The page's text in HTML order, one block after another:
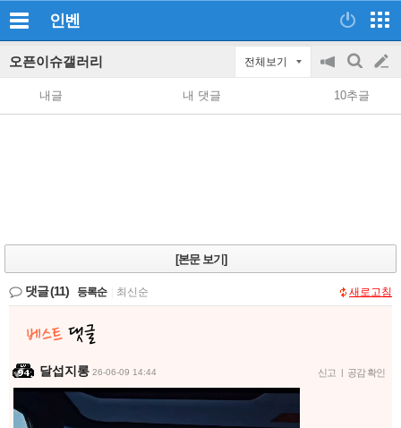
인벤
오픈이슈갤러리 전체보기
공
지
on/off
검
색
글
쓰
내글 내 댓글 10추글
[본문 보기]
댓글(11) 등록순 최신순 새로고침
달섭지롱 26-06-09 14:44 신고 | 공감 확인